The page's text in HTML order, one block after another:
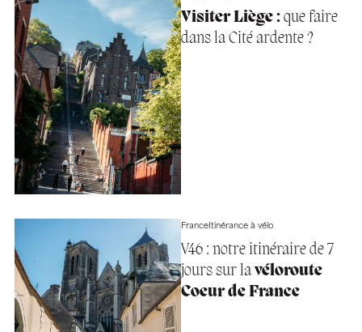
Visiter Liège :que faire
dans la Cité ardente ?
FranceItinérance à vélo
V46 : notre itinéraire de 7
jours sur lavéloroute
Coeur de France